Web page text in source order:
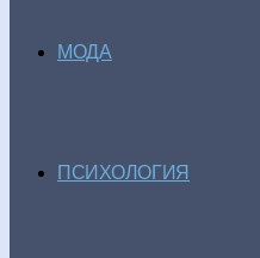
МОДА
ПСИХОЛОГИЯ